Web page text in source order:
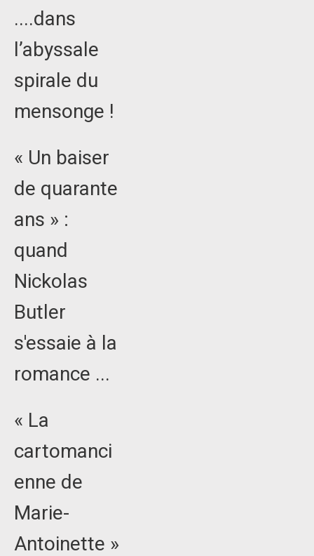
....dans
l’abyssale
spirale du
mensonge !
« Un baiser
de quarante
ans » :
quand
Nickolas
Butler
s'essaie à la
romance ...
« La
cartomanci
enne de
Marie-
Antoinette »